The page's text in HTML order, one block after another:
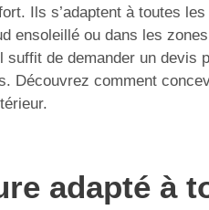
Ils s’adaptent à toutes
ensoleillé ou dans les
de demander un devis
Découvrez comment
adapté à